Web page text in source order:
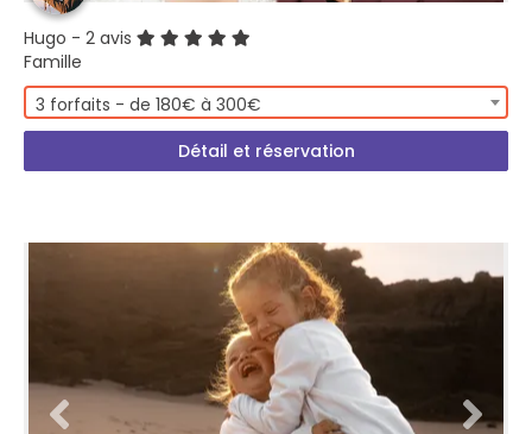
Hugo - 2 avis
Famille
3 forfaits - de 180€ à 300€
Détail et réservation